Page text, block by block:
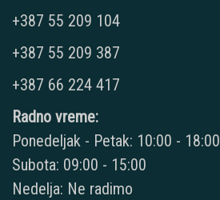
+387 55 209 104
+387 55 209 387
+387 66 224 417
Radno vreme:
Ponedeljak - Petak: 10:00 - 18:00
Subota: 09:00 - 15:00
Nedelja: Ne radimo